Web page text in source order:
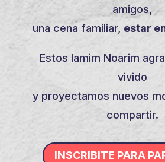
amigos,
una cena familiar, estar
Estos Iamim Noarim
vivido
y proyectamos nuevos
compartir.
INSCRIBITE PARA